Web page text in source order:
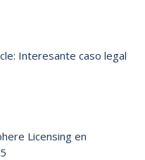
Interesante caso legal
Licensing en